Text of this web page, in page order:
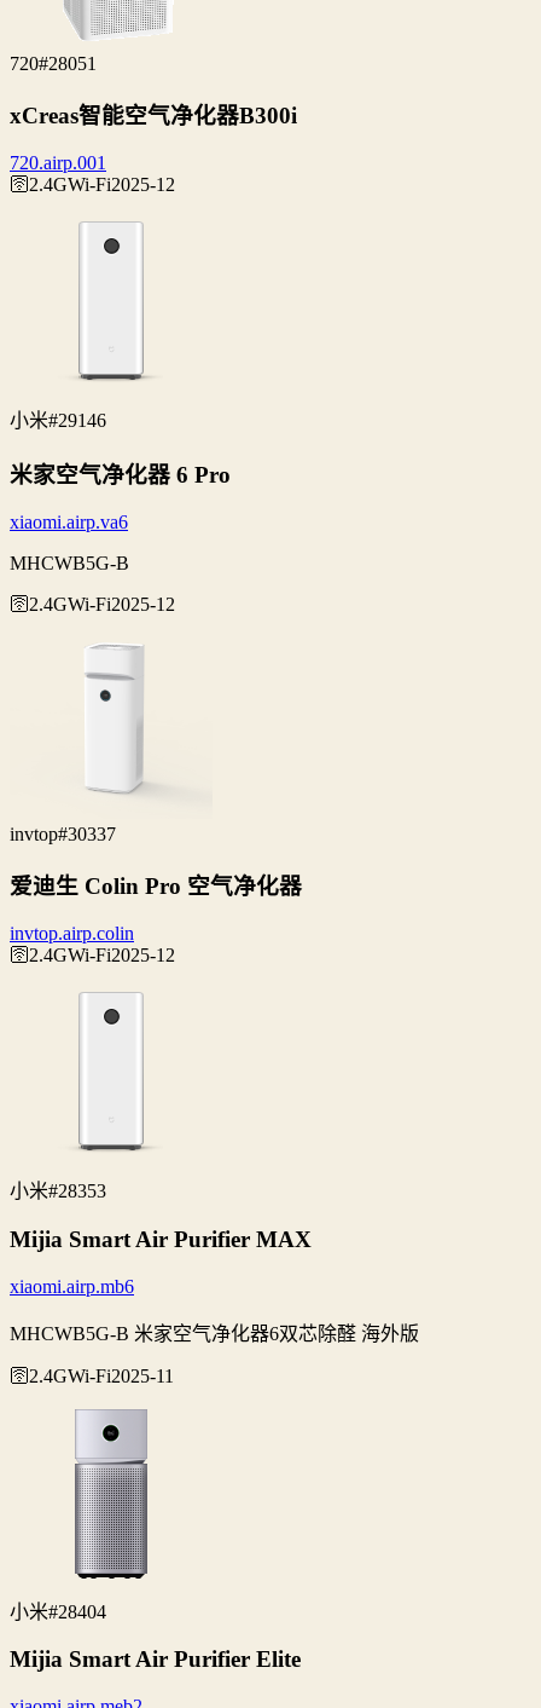
720#28051
xCreas智能空气净化器B300i
720.airp.001
🛜2.4GWi‑Fi2025-12
小米#29146
米家空气净化器 6 Pro
xiaomi.airp.va6
MHCWB5G-B
🛜2.4GWi‑Fi2025-12
invtop#30337
爱迪生 Colin Pro 空气净化器
invtop.airp.colin
🛜2.4GWi‑Fi2025-12
小米#28353
Mijia Smart Air Purifier MAX
xiaomi.airp.mb6
MHCWB5G-B 米家空气净化器6双芯除醛 海外版
🛜2.4GWi‑Fi2025-11
小米#28404
Mijia Smart Air Purifier Elite